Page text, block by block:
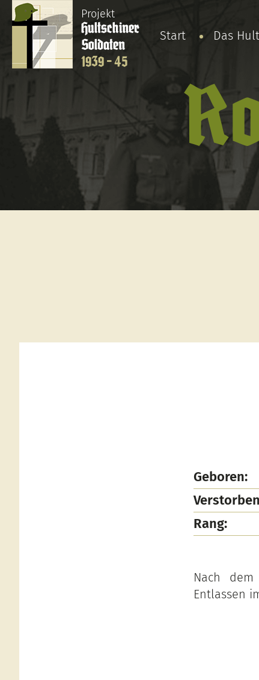
Projekt
Hultschiner
Soldaten
1939 - 45
Start Das
Geboren:
Rang:
Nach dem
Entlassen